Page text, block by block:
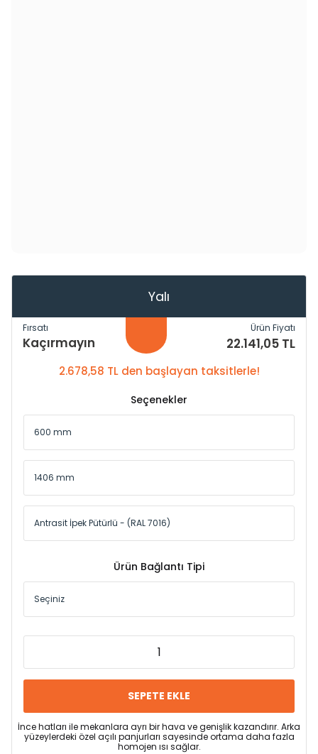
Yalı
Fırsatı
Kaçırmayın
Ürün Fiyatı
22.141,05 TL
2.678,58 TL den başlayan taksitlerle!
Seçenekler
Ürün Bağlantı Tipi
SEPETE EKLE
İnce hatları ile mekanlara ayrı bir hava ve genişlik kazandırır. Arka
yüzeylerdeki özel açılı panjurları sayesinde ortama daha fazla
homojen ısı sağlar.